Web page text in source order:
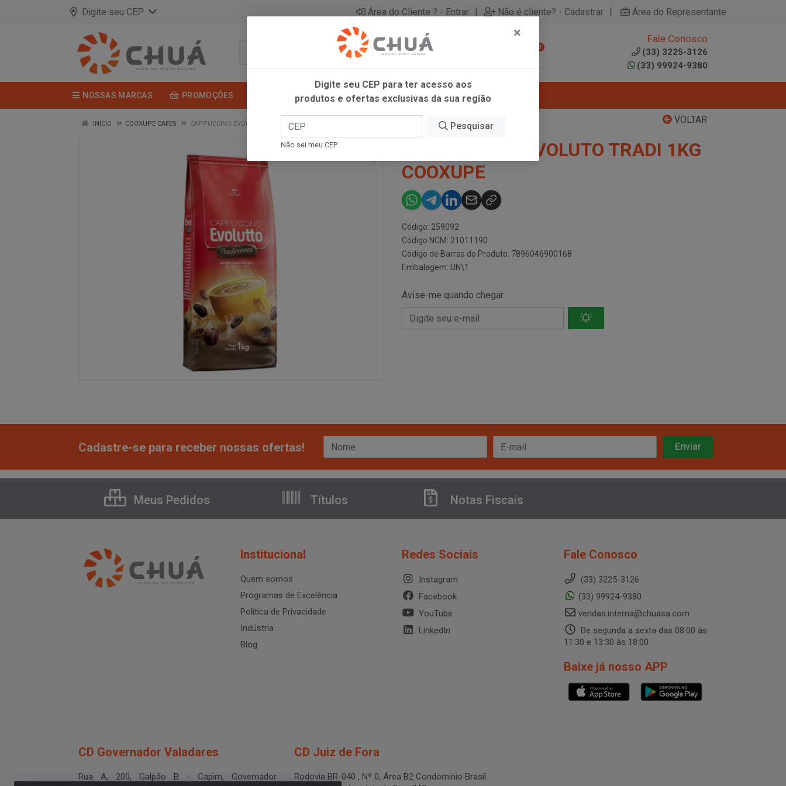
Digite seu CEP Área do Cliente ? - Entrar | Não é cliente? - Cadastrar | Área do Representante
0
Fale Conosco
(33) 3225-3126
(33) 99924-9380
NOSSAS MARCAS PROMOÇÕES
VOLTAR
INÍCIO COOXUPE CAFES CAPPUCCINO EVOLUTO TRADI 1KG COOXUPE
CAPPUCCINO EVOLUTO TRADI 1KG
COOXUPE
Código: 259092
Código NCM: 21011190
Código de Barras do Produto: 7896046900168
Embalagem: UN\1
Avise-me quando chegar
Cadastre-se para receber nossas ofertas!
Meus Pedidos Títulos Notas Fiscais
Institucional
Quem somos
Programas de Excelência
Política de Privacidade
Indústria
Blog
Redes Sociais
Instagram
Facebook
YouTube
LinkedIn
Fale Conosco
(33) 3225-3126
(33) 99924-9380
vendas.interna@chuasa.com
De segunda a sexta das 08:00 às
11:30 e 13:30 às 18:00
Baixe já nosso APP
CD Governador Valadares
Rua A, 200, Galpão B - Capim, Governador
CD Juiz de Fora
Rodovia BR-040 , Nº 0, Área B2 Condominio Brasil
×
Digite seu CEP para ter acesso aos
produtos e ofertas exclusivas da sua região
Pesquisar
Não sei meu CEP